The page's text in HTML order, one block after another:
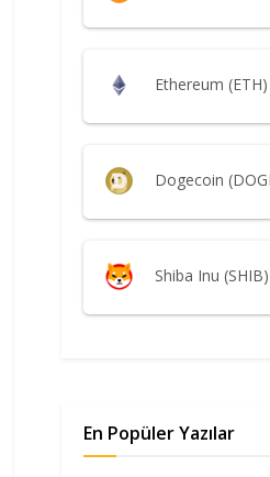
Ethereum (ETH)
Dogecoin
Shiba Inu (SHIB)
En Popüler Yazılar